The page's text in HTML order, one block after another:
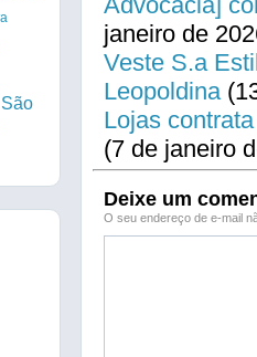
janeiro de
Veste S.a
Leopoldina
Lojas
(7 de janeiro
Deixe um
O seu endereço de e-mail
São